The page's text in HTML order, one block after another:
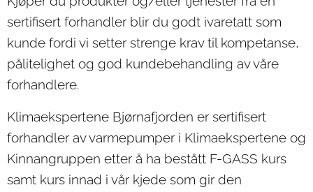
sertifisert forhandler blir du godt ivaretatt som
kunde fordi vi setter strenge krav til kompetanse,
pålitelighet og god kundebehandling av våre
forhandlere.
Klimaekspertene Bjørnafjorden er sertifisert
forhandler av varmepumper i Klimaekspertene og
Kinnangruppen etter å ha bestått F-GASS kurs
samt kurs innad i vår kjede som gir den